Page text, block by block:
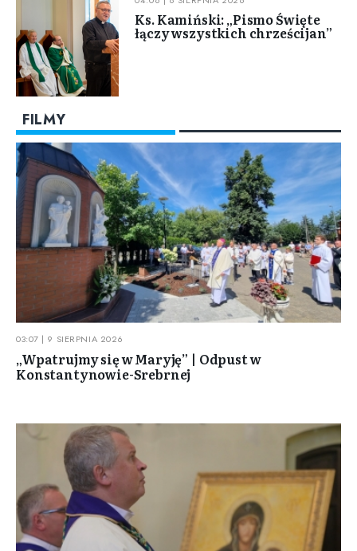
Ks. Kamiński: „Pismo Święte
łączy wszystkich chrześcijan”
FILMY
03:07 | 9 SIERPNIA 2026
„Wpatrujmy się w Maryję” | Odpust w
Konstantynowie-Srebrnej